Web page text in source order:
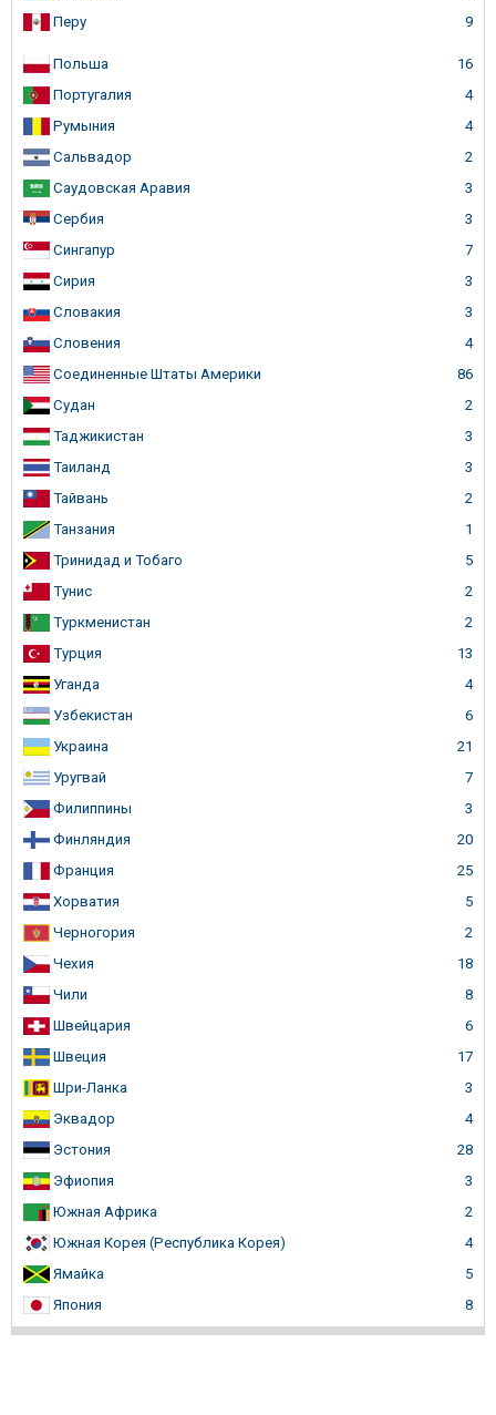
Перу
9
Польша
16
Португалия
4
Румыния
4
Сальвадор
2
Саудовская Аравия
3
Сербия
3
Сингапур
7
Сирия
3
Словакия
3
Словения
4
Соединенные Штаты Америки
86
Судан
2
Таджикистан
3
Таиланд
3
Тайвань
2
Танзания
1
Тринидад и Тобаго
5
Тунис
2
Туркменистан
2
Турция
13
Уганда
4
Узбекистан
6
Украина
21
Уругвай
7
Филиппины
3
Финляндия
20
Франция
25
Хорватия
5
Черногория
2
Чехия
18
Чили
8
Швейцария
6
Швеция
17
Шри-Ланка
3
Эквадор
4
Эстония
28
Эфиопия
3
Южная Африка
2
Южная Корея (Республика Корея)
4
Ямайка
5
Япония
8